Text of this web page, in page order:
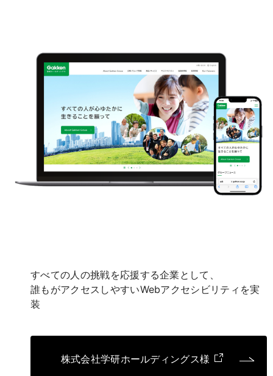
すべての人の挑戦を応援する企業として、
誰もがアクセスしやすいWebアクセシビリティを実
装
株式会社学研ホールディングス様